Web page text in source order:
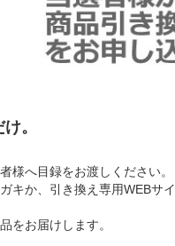
。
様へ目録をお渡しください。
キか、引き換え専用WEBサ
をお届けします。